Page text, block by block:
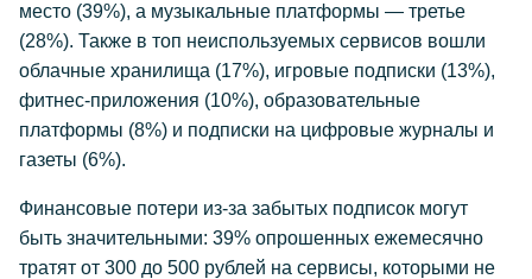
место (39%), а музыкальные платформы — третье
(28%). Также в топ неиспользуемых сервисов вошли
облачные хранилища (17%), игровые подписки (13%),
фитнес-приложения (10%), образовательные
платформы (8%) и подписки на цифровые журналы и
газеты (6%).
Финансовые потери из-за забытых подписок могут
быть значительными: 39% опрошенных ежемесячно
тратят от 300 до 500 рублей на сервисы, которыми не